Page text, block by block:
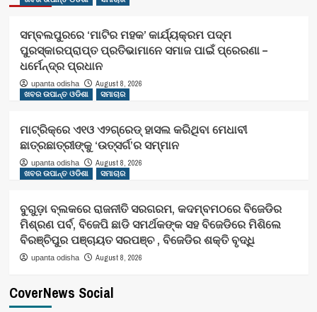
ସମ୍ବଲପୁରରେ ‘ମାଟିର ମହକ’ କାର୍ଯ୍ୟକ୍ରମ ପଦ୍ମ
ପୁରସ୍କାରପ୍ରାପ୍ତ ପ୍ରତିଭାମାନେ ସମାଜ ପାଇଁ ପ୍ରେରଣା –
ଧର୍ମେନ୍ଦ୍ର ପ୍ରଧାନ
upanta odisha
August 8, 2026
ଖବର ଉପାନ୍ତ ଓଡିଶା
ସମାଚାର
ମାଟ୍ରିକ୍‌ରେ ଏ୧ଓ ଏ୨ଗ୍ରେଡ୍‌ ହାସଲ କରିଥିବା ମେଧାବୀ
ଛାତ୍ରଛାତ୍ରୀଙ୍କୁ ‘ଉତ୍ସର୍ଗ’ର ସମ୍ମାନ
upanta odisha
August 8, 2026
ଖବର ଉପାନ୍ତ ଓଡିଶା
ସମାଚାର
ବୁଗୁଡ଼ା ବ୍ଲକରେ ରାଜନୀତି ସରଗରମ, କଦମ୍ବମଠରେ ବିଜେଡିର
ମିଶ୍ରଣ ପର୍ବ, ବିଜେପି ଛାଡି ସମର୍ଥକଙ୍କ ସହ ବିଜେଡିରେ ମିଶିଲେ
ବିରଞ୍ଚିପୁର ପଞ୍ଚାୟତ ସରପଞ୍ଚ , ବିଜେଡିର ଶକ୍ତି ବୃଦ୍ଧି
upanta odisha August 8, 2026
CoverNews Social